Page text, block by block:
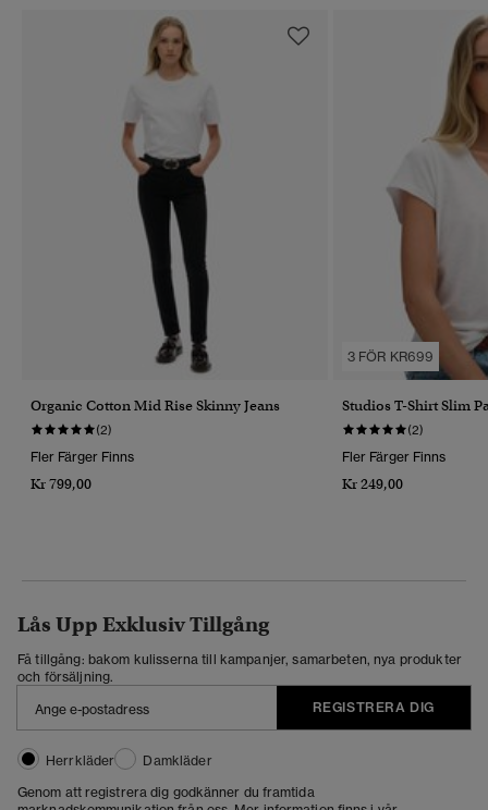
Organic Cotton Mid Rise Skinny Jeans
(2)
Fler Färger Finns
Kr 799,00
3 FÖR KR699
Studios T-Shirt Slim
(2)
Fler Färger Finns
Kr 249,00
Lås Upp Exklusiv Tillgång
Få tillgång: bakom kulisserna till kampanjer, samarbeten, nya produkter
och försäljning.
REGISTRERA DIG
Herrkläder
Damkläder
Genom att registrera dig godkänner du framtida